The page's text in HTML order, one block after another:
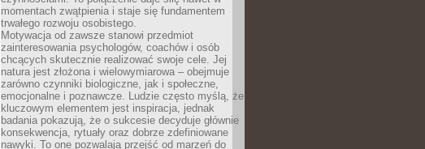
momentach zwątpienia i staje się fundamentem
trwałego rozwoju osobistego.
Motywacja od zawsze stanowi przedmiot
zainteresowania psychologów, coachów i osób
chcących skutecznie realizować swoje cele. Jej
natura jest złożona i wielowymiarowa – obejmuje
zarówno czynniki biologiczne, jak i społeczne,
emocjonalne i poznawcze. Ludzie często myślą, że
kluczowym elementem jest inspiracja, jednak
badania pokazują, że o sukcesie decyduje głównie
konsekwencja, rytuały oraz dobrze zdefiniowane
nawyki. To one pozwalają przejść od marzeń do